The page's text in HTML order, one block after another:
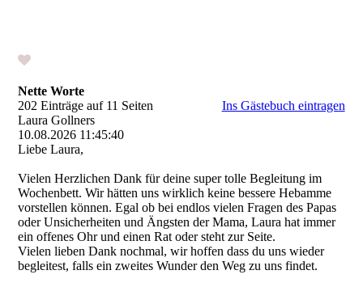
Nette Worte
202 Einträge auf 11 Seiten
Ins Gästebuch eintragen
Laura Gollners
10.08.2026 11:45:40
Liebe Laura,
Vielen Herzlichen Dank für deine super tolle Begleitung im
Wochenbett. Wir hätten uns wirklich keine bessere Hebamme
vorstellen können. Egal ob bei endlos vielen Fragen des Papas
oder Unsicherheiten und Ängsten der Mama, Laura hat immer
ein offenes Ohr und einen Rat oder steht zur Seite.
Vielen lieben Dank nochmal, wir hoffen dass du uns wieder
begleitest, falls ein zweites Wunder den Weg zu uns findet.